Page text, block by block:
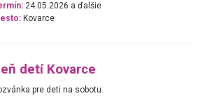
24.05.2026 a ďalšie
Kovarce
detí Kovarce
pre deti na sobotu.